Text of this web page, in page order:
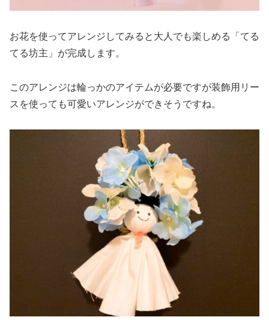
お花を使ってアレンジしてみると大人でも楽しめる「てる
てる坊主」が完成します。
このアレンジは輪っかのアイテムが必要ですが装飾用リー
スを使っても可愛いアレンジができそうですね。